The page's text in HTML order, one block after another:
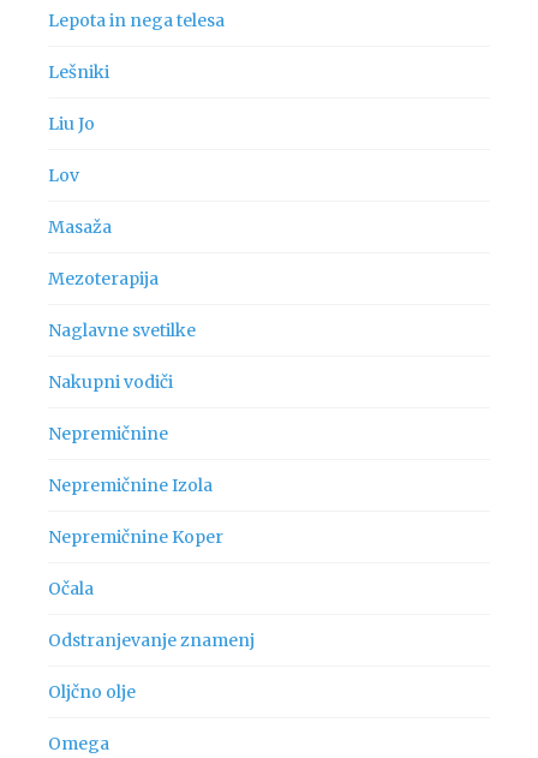
Lepota in nega telesa
Lešniki
Liu Jo
Lov
Masaža
Mezoterapija
Naglavne svetilke
Nakupni vodiči
Nepremičnine
Nepremičnine Izola
Nepremičnine Koper
Očala
Odstranjevanje znamenj
Oljčno olje
Omega